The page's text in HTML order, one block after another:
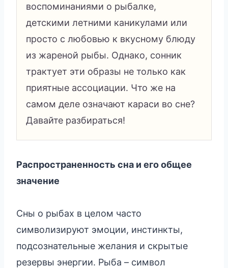
воспоминаниями о рыбалке,
детскими летними каникулами или
просто с любовью к вкусному блюду
из жареной рыбы. Однако, сонник
трактует эти образы не только как
приятные ассоциации. Что же на
самом деле означают караси во сне?
Давайте разбираться!
Распространенность сна и его общее
значение
Сны о рыбах в целом часто
символизируют эмоции, инстинкты,
подсознательные желания и скрытые
резервы энергии. Рыба – символ